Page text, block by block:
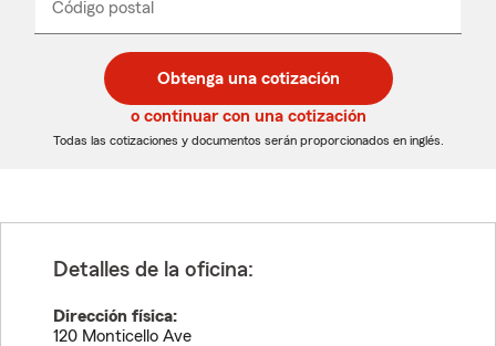
desplegable
Código postal
de
5
dígitos
de
5
dígitos
_____
Obtenga una cotización
o continuar con una cotización
Todas las cotizaciones y documentos serán proporcionados en inglés.
Detalles de la oficina:
Dirección física:
120 Monticello Ave